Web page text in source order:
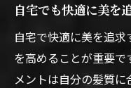
自宅でも快適に美を
自宅で快適に美を追
を高めることが重要で
メントは自分の髪質